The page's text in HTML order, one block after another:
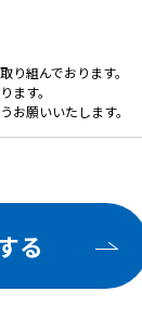
組んでおります。
ます。
お願いいたします。
てるため。
個人情報を、事前に
る